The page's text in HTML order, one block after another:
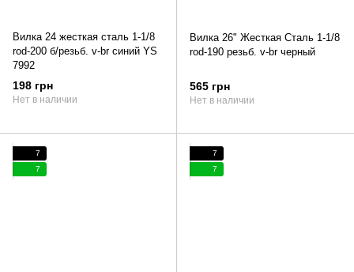
Вилка 24 жесткая сталь 1-1/8
rod-200 б/резьб. v-br синий YS
7992
198 грн
Нет в наличии
Вилка 26" Жесткая Сталь 1-1/8
rod-190 резьб. v-br черный
565 грн
Нет в наличии
7
7
7
7